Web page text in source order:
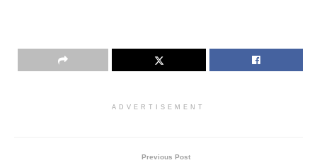
ADVERTISEMENT
Previous Post